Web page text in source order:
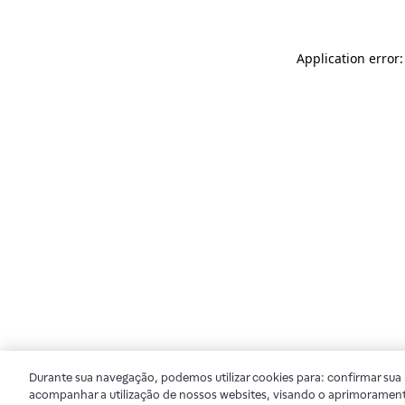
Application
Durante sua navegação, podemos utilizar cookies para: confirmar
acompanhar a utilização de nossos websites, visando o